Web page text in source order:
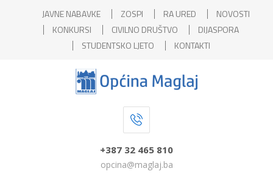
JAVNE NABAVKE ZOSPI RA URED
NOVOSTI
KONKURSI
CIVILNO DRUŠTVO
DIJASPORA
STUDENTSKO LJETO
KONTAKTI
+387 32 465 810
opcina@maglaj.ba